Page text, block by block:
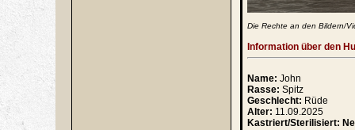
Die Rechte an den Bildern/
Information über den
Name: John
Rasse: Spitz
Geschlecht: Rüde
Alter: 11.09.2025
Kastriert/Sterilisiert: